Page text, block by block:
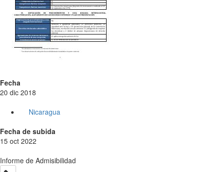
Fecha
20 dic 2018
Nicaragua
Fecha de subida
15 oct 2022
Informe de Admisibilidad